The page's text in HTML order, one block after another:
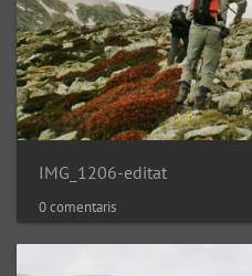
IMG_1206-editat
0 comentaris